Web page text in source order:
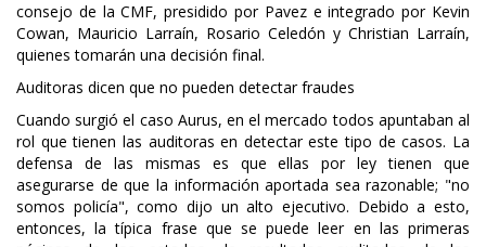
consejo de la CMF, presidido por Pavez e integrado por Kevin
Cowan, Mauricio Larraín, Rosario Celedón y Christian Larraín,
quienes tomarán una decisión final.
Auditoras dicen que no pueden detectar fraudes
Cuando surgió el caso Aurus, en el mercado todos apuntaban al
rol que tienen las auditoras en detectar este tipo de casos. La
defensa de las mismas es que ellas por ley tienen que
asegurarse de que la información aportada sea razonable; "no
somos policía", como dijo un alto ejecutivo. Debido a esto,
entonces, la típica frase que se puede leer en las primeras